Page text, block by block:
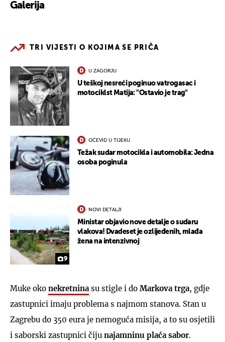
Galerija
TRI VIJESTI O KOJIMA SE PRIČA
U ZAGORJU
U teškoj nesreći poginuo vatrogasac i
motociklst Matija: "Ostavio je trag"
OČEVID U TIJEKU
Težak sudar motocikla i automobila: Jedna
osoba poginula
9
NOVI DETALJI
Ministar objavio nove detalje o sudaru
vlakova! Dvadeset je ozlijeđenih, mlađa
žena na intenzivnoj
Muke oko nekretnina su stigle i do Markova trga, gdje
zastupnici imaju problema s najmom stanova. Stan u
Zagrebu do 350 eura je nemoguća misija, a to su osjetili
i saborski zastupnici čiju najamninu plaća sabor.